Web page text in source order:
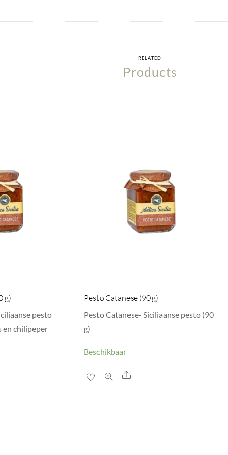
RELATED
Products
g)
pesto
en chilipeper
Pesto Catanese (90 g)
Pesto Catanese- Siciliaanse pesto (90
g)
Beschikbaar
Share